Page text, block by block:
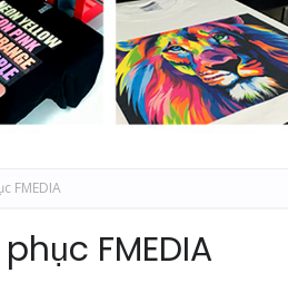
FMEDIA
FMEDIA